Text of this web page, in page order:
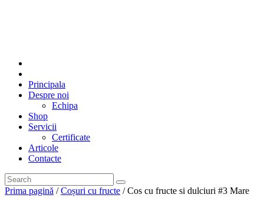
Principala
Despre noi
Echipa
Shop
Servicii
Certificate
Articole
Contacte
Prima pagină /Coșuri cu fructe / Cos cu fructe si dulciuri #3 Mare